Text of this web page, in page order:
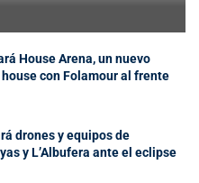
House Arena, un nuevo
con Folamour al frente
drones y equipos de
y L’Albufera ante el eclipse